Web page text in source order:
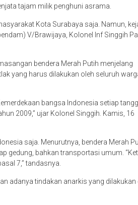
tajam milik penghuni asrama.
Kota Surabaya saja. Namun,
V/Brawijaya, Kolonel Inf Singgih
bendera Merah Putih menjelang
yang harus dilakukan oleh seluruh
bangsa Indonesia setiap
2009,” ujar Kolonel Singgih. Kamis, 16
saja. Menurutnya, bendera Merah
gedung, bahkan transportasi umum.
7,” tandasnya.
adanya tindakan anarkis yang dilakukan